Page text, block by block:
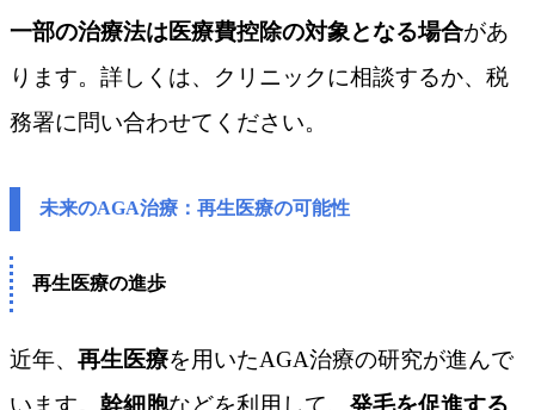
一部の治療法は医療費控除の対象となる場合があ
ります。詳しくは、クリニックに相談するか、税
務署に問い合わせてください。
未来のAGA治療：再生医療の可能性
再生医療の進歩
近年、 再生医療を用いたAGA治療の研究が進んで
います。 幹細胞などを利用して、 発毛を促進する